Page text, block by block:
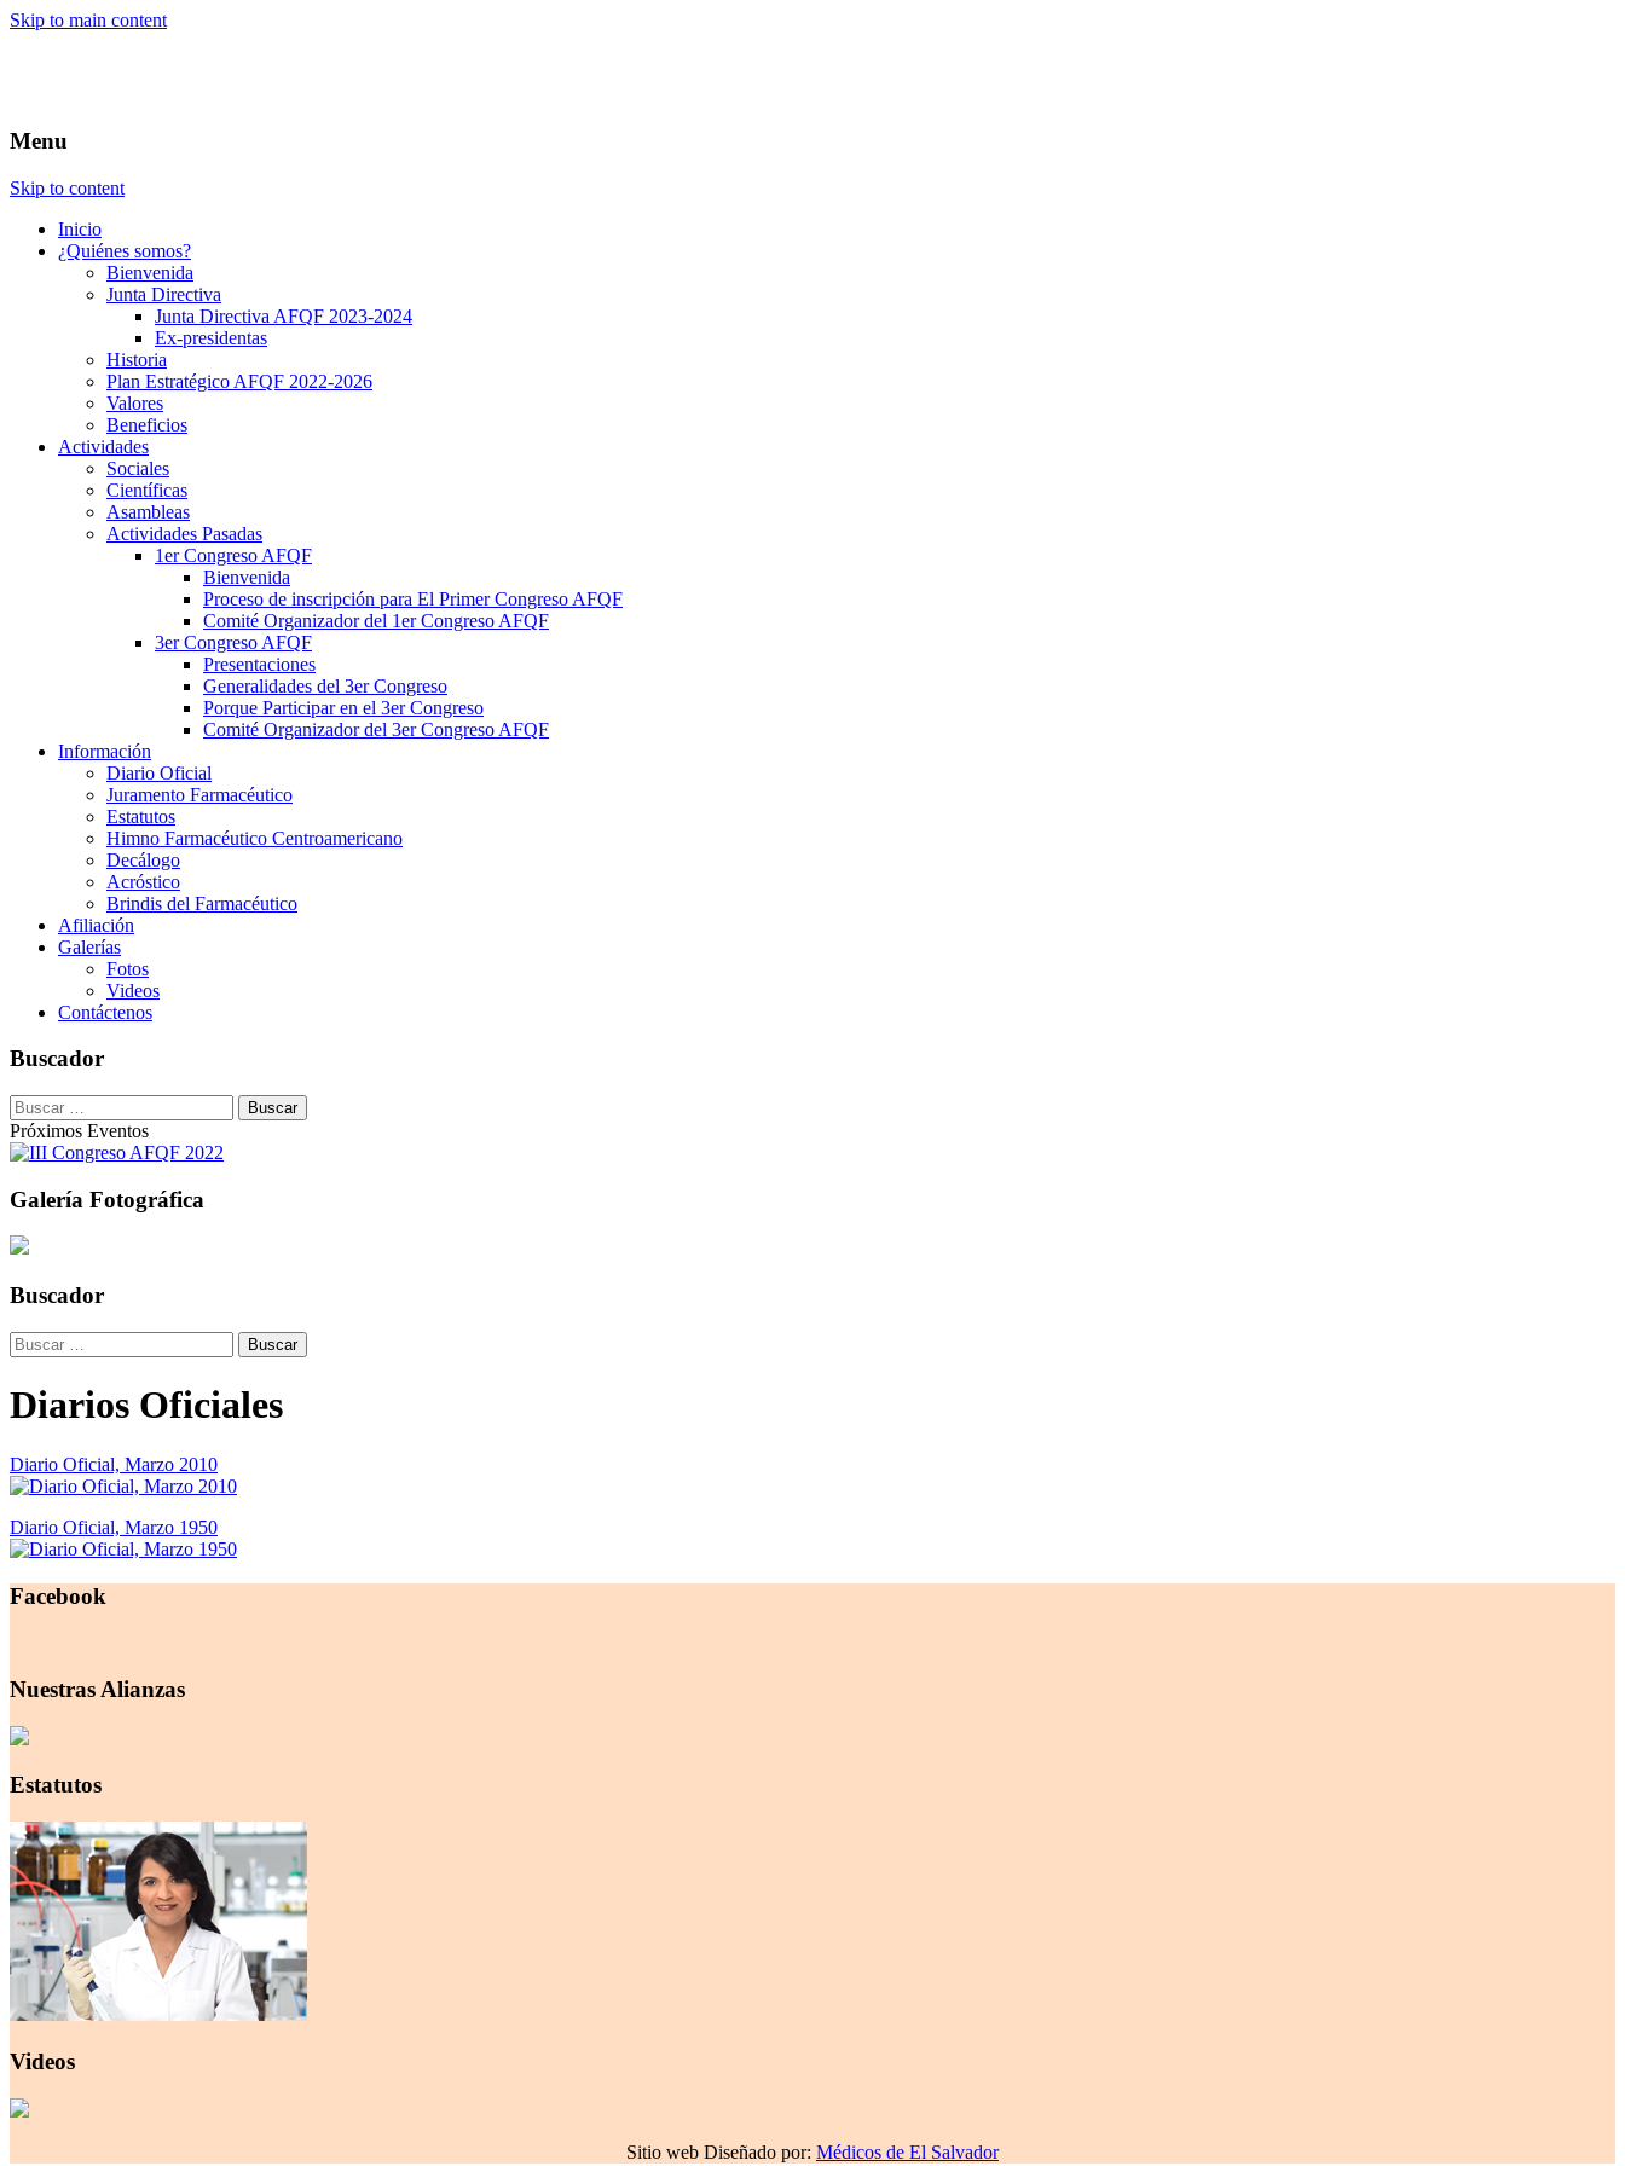
Skip to main content
Menu
Skip to content
Inicio
¿Quiénes somos?
Bienvenida
Junta Directiva
Junta Directiva AFQF 2023-2024
Ex-presidentas
Historia
Plan Estratégico AFQF 2022-2026
Valores
Beneficios
Actividades
Sociales
Científicas
Asambleas
Actividades Pasadas
1er Congreso AFQF
Bienvenida
Proceso de inscripción para El Primer Congreso AFQF
Comité Organizador del 1er Congreso AFQF
3er Congreso AFQF
Presentaciones
Generalidades del 3er Congreso
Porque Participar en el 3er Congreso
Comité Organizador del 3er Congreso AFQF
Información
Diario Oficial
Juramento Farmacéutico
Estatutos
Himno Farmacéutico Centroamericano
Decálogo
Acróstico
Brindis del Farmacéutico
Afiliación
Galerías
Fotos
Videos
Contáctenos
Buscador
Buscar:
Próximos Eventos
Galería Fotográfica
Buscador
Buscar:
Diarios Oficiales
Diario Oficial, Marzo 2010
Diario Oficial, Marzo 1950
Facebook
Nuestras Alianzas
Estatutos
Videos
Sitio web Diseñado por: Médicos de El Salvador